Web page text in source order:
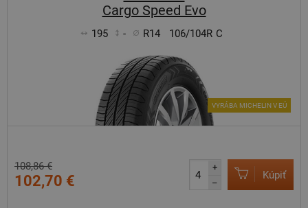
Cargo Speed Evo
195 - R14 106/104R C
VYRÁBA MICHELIN V EÚ
108,86 €
102,70 €
+
–
Kúpiť